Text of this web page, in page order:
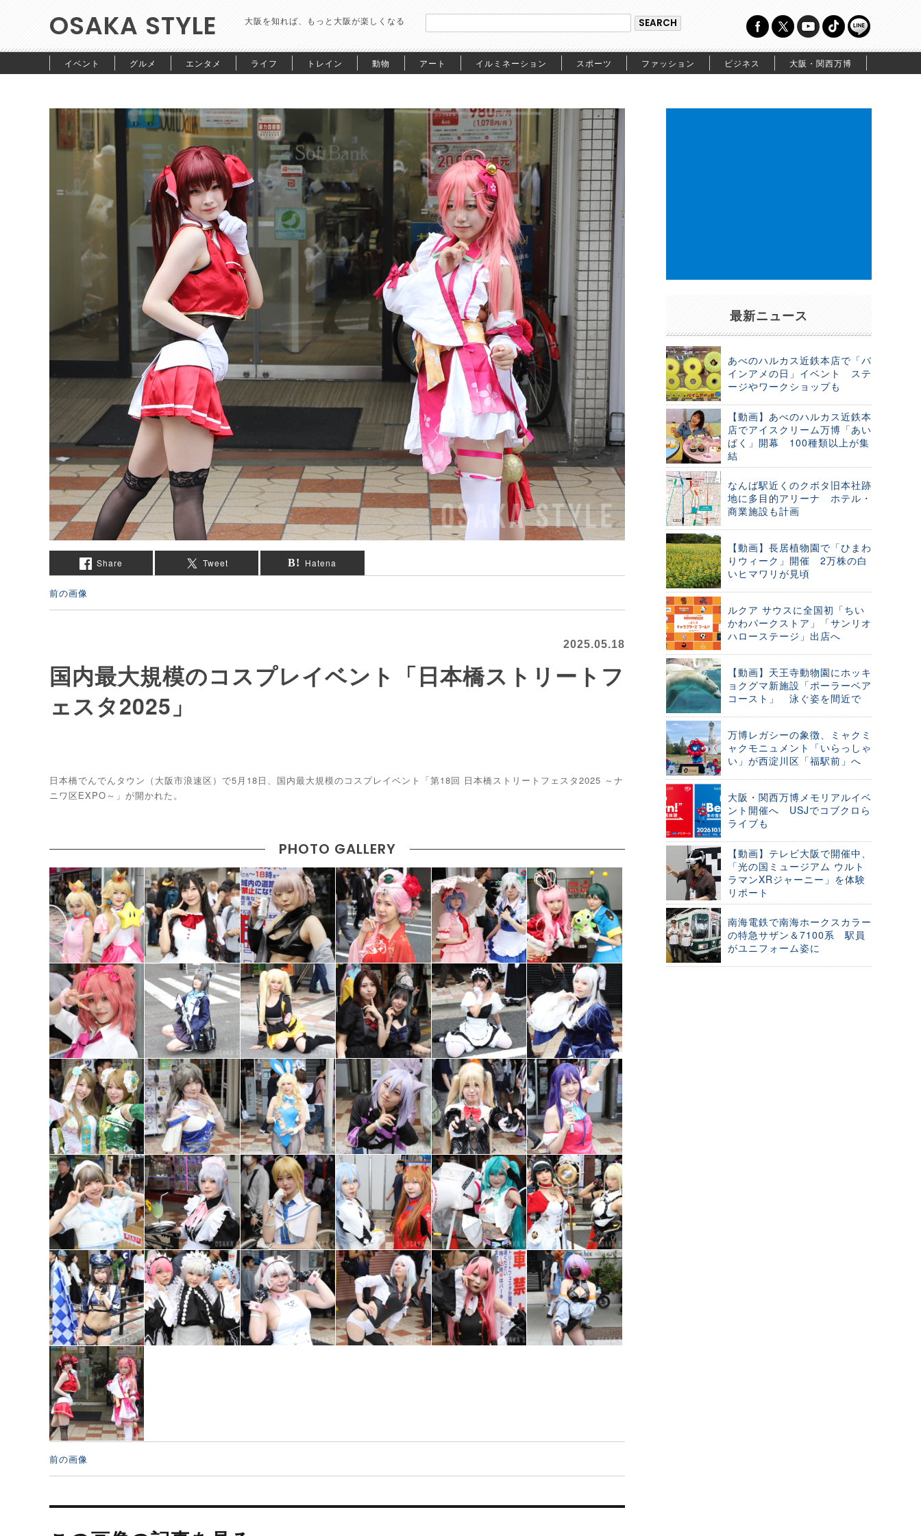
OSAKA STYLE 大阪を知れば、もっと大阪が楽しくなる
イベント グルメ エンタメ ライフ トレイン 動物 アート イルミネーション スポーツ ファッション ビジネス 大阪・関西万博
Share Tweet Hatena
前の画像
2025.05.18
国内最大規模のコスプレイベント「日本橋ストリートフ
ェスタ2025」
日本橋でんでんタウン（大阪市浪速区）で5月18日、国内最大規模のコスプレイベント「第18回 日本橋ストリートフェスタ2025 ～ナ
ニワ区EXPO～」が開かれた。
PHOTO GALLERY
前の画像
投
最新ニュース
あべのハルカス近鉄本店で「パ
インアメの日」イベント ステ
ージやワークショップも
【動画】あべのハルカス近鉄本
店でアイスクリーム万博「あい
ぱく」開幕 100種類以上が集
結
なんば駅近くのクボタ旧本社跡
地に多目的アリーナ ホテル・
商業施設も計画
【動画】長居植物園で「ひまわ
りウィーク」開催 2万株の白
いヒマワリが見頃
ルクア サウスに全国初「ちい
かわパークストア」「サンリオ
ハローステージ」出店へ
【動画】天王寺動物園にホッキ
ョクグマ新施設「ポーラーベア
コースト」 泳ぐ姿を間近で
万博レガシーの象徴、ミャクミ
ャクモニュメント「いらっしゃ
い」が西淀川区「福駅前」へ
大阪・関西万博メモリアルイベ
ント開催へ USJでコブクロら
ライブも
【動画】テレビ大阪で開催中、
「光の国ミュージアム ウルト
ラマンXRジャーニー」を体験
リポート
南海電鉄で南海ホークスカラー
の特急サザン＆7100系 駅員
がユニフォーム姿に